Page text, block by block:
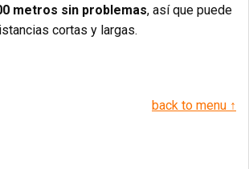
metros sin problemas, así que puede
cortas y largas.
back to menu ↑